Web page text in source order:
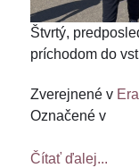
Štvrtý,
príchodom do
Zverejnené v
Označené v
Čítať ďalej...